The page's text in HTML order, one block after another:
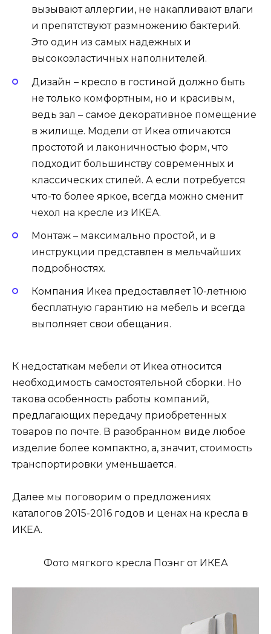
вызывают аллергии, не накапливают влаги
и препятствуют размножению бактерий.
Это один из самых надежных и
высокоэластичных наполнителей.
Дизайн – кресло в гостиной должно быть
не только комфортным, но и красивым,
ведь зал – самое декоративное помещение
в жилище. Модели от Икеа отличаются
простотой и лаконичностью форм, что
подходит большинству современных и
классических стилей. А если потребуется
что-то более яркое, всегда можно сменит
чехол на кресле из ИКЕА.
Монтаж – максимально простой, и в
инструкции представлен в мельчайших
подробностях.
Компания Икеа предоставляет 10-летнюю
бесплатную гарантию на мебель и всегда
выполняет свои обещания.
К недостаткам мебели от Икеа относится
необходимость самостоятельной сборки. Но
такова особенность работы компаний,
предлагающих передачу приобретенных
товаров по почте. В разобранном виде любое
изделие более компактно, а, значит, стоимость
транспортировки уменьшается.
Далее мы поговорим о предложениях
каталогов 2015-2016 годов и ценах на кресла в
ИКЕА.
Фото мягкого кресла Поэнг от ИКЕА